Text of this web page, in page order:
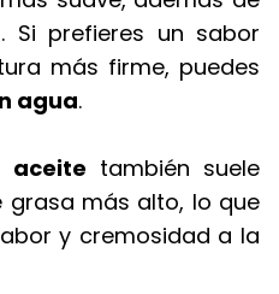
Si prefieres un sabor
más firme, puedes
agua.
aceite también suele
grasa más alto, lo que
y cremosidad a la